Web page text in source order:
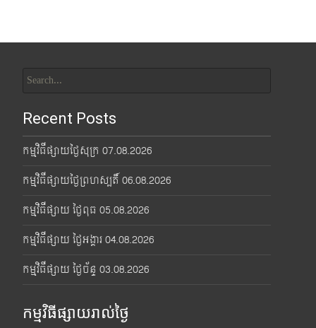
for:
Recent Posts
កម្មវិធីផ្សាយថ្ងៃសុក្រ 07.08.2026
កម្មវិធីផ្សាយថ្ងៃព្រហស្បតិ៍ 06.08.2026
កម្មវិធីផ្សាយ ថ្ងៃពុធ 05.08.2026
កម្មវិធីផ្សាយ ថ្ងៃអង្គារ 04.08.2026
កម្មវិធីផ្សាយ ថ្ងៃច័ន្ទ 03.08.2026
កម្មវិធីផ្សាយរាល់ថ្ងៃ